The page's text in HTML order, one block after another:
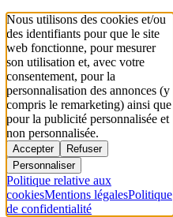
Nous utilisons des cookies et/ou
des identifiants pour que le site
web fonctionne, pour mesurer
son utilisation et, avec votre
consentement, pour la
personnalisation des annonces (y
compris le remarketing) ainsi que
pour la publicité personnalisée et
non personnalisée.
Accepter
Refuser
Personnaliser
Politique relative aux
cookiesMentions légalesPolitique
de confidentialité